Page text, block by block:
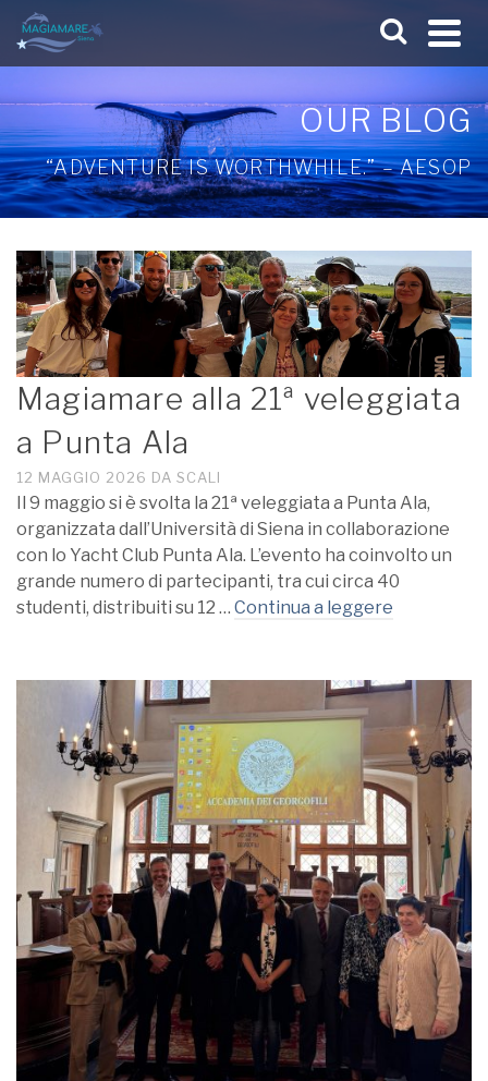
OUR BLOG
“ADVENTURE IS WORTHWHILE.” – AESOP
Magiamare alla 21ª veleggiata
a Punta Ala
12 MAGGIO 2026 DA SCALI
Il 9 maggio si è svolta la 21ª veleggiata a Punta Ala,
organizzata dall’Università di Siena in collaborazione
con lo Yacht Club Punta Ala. L’evento ha coinvolto un
grande numero di partecipanti, tra cui circa 40
studenti, distribuiti su 12 … Continua a leggere